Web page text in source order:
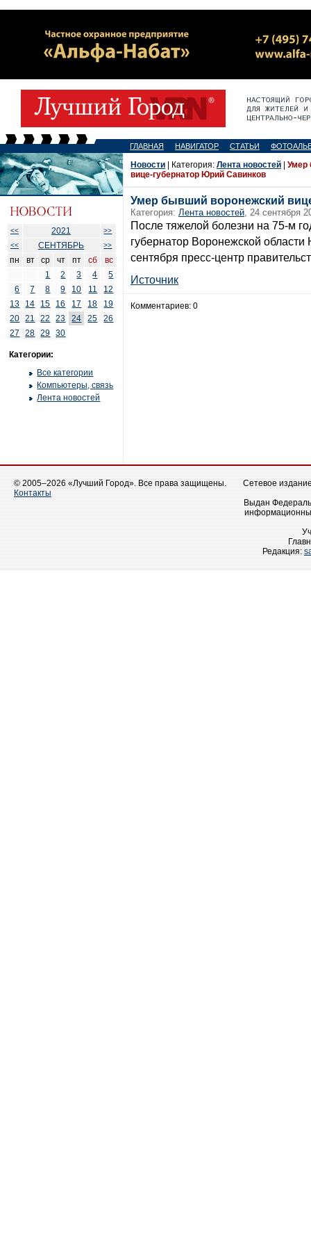
ГЛАВНАЯ НАВИГАТОР СТАТЬИ
<< 2021
>>
<<
СЕНТЯБРЬ >>
пн вт ср чт пт сб
вс
1
2 3 4
5
6
7 8 9 10 11
12
13
14 15 16 17 18
19
20
21 22 23 24 25
26
27
28 29 30
Категории:
Все категории
Компьютеры, связь
Лента новостей
Новости | Категория: Лента новостей
Умер
вице-губернатор Юрий Савинков
Умер бывший воронежский
Категория: Лента новостей, 24 сентября
После тяжелой болезни на 75-м
губернатор Воронежской
сентября пресс-центр
Источник
Комментариев: 0
© 2005–2026 «Лучший Город». Все права защищены.
Контакты
Сетевое
Выдан
Редакция: